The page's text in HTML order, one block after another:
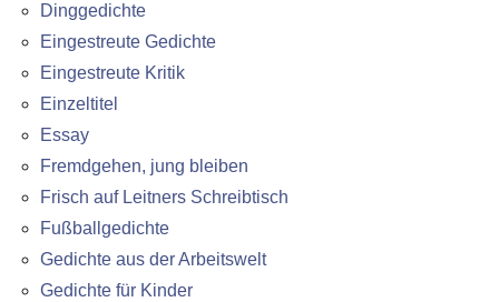
Dinggedichte
Eingestreute Gedichte
Eingestreute Kritik
Einzeltitel
Essay
Fremdgehen, jung bleiben
Frisch auf Leitners Schreibtisch
Fußballgedichte
Gedichte aus der Arbeitswelt
Gedichte für Kinder